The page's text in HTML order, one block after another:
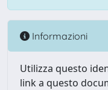
Informazioni
Utilizza questo
link a questo